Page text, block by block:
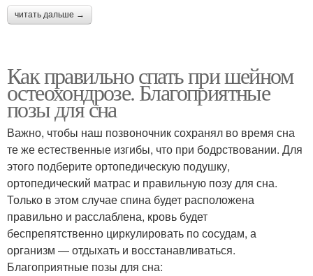
читать дальше →
Как правильно спать при шейном
остеохондрозе. Благоприятные
позы для сна
Важно, чтобы наш позвоночник сохранял во время сна
те же естественные изгибы, что при бодрствовании. Для
этого подберите ортопедическую подушку,
ортопедический матрас и правильную позу для сна.
Только в этом случае спина будет расположена
правильно и расслаблена, кровь будет
беспрепятственно циркулировать по сосудам, а
организм — отдыхать и восстанавливаться.
Благоприятные позы для сна: